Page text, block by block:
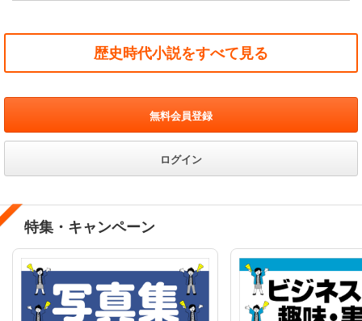
歴史時代小説をすべて見る
無料会員登録
ログイン
特集・キャンペーン